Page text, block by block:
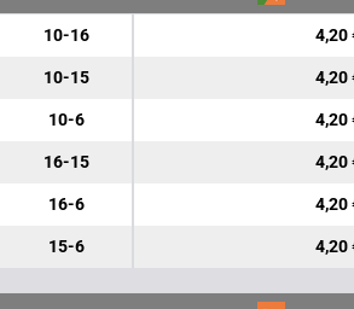
10-16 4,20
10-15 4,20
10-6 4,20
16-15 4,20
16-6 4,20
15-6 4,20